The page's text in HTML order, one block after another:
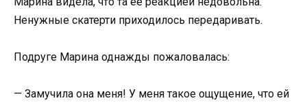
Ненужные скатерти приходилось передаривать.
Подруге Марина однажды пожаловалась:
— Замучила она меня! У меня такое ощущение, что ей